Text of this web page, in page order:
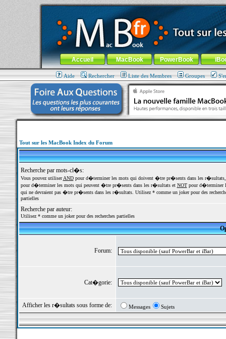
MacBook-fr.com : 100% Apple... 100% nomade !
Aller au contenu-Aller au menu général-Aller au menu de
Menu général
Accueil MacBook PowerBook
Aide Rechercher Liste des Membres Groupes
Tout sur les MacBook Index du Forum
Recherche par mots-cl�s:
Vous pouvez utiliserANDpour d�terminer les mots qui doivent �tre pr�sents dans les
pour d�terminer les mots qui peuvent �tre pr�sents dans les r�sultats et NOTpour d�terminer
qui ne devraient pas �tre pr�sents dans les r�sultats. Utilisez * comme un joker pour des
partielles
Recherche par auteur:
Utilisez * comme un joker pour des recherches partielles
Forum:
Cat�gorie:
Afficher les r�sultats sous forme de: Messages Sujets